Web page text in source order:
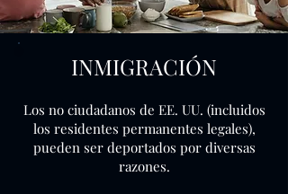
INMIGRACIÓN
Los no ciudadanos de EE. UU. (incluidos
los residentes permanentes legales),
pueden ser deportados por diversas
razones.